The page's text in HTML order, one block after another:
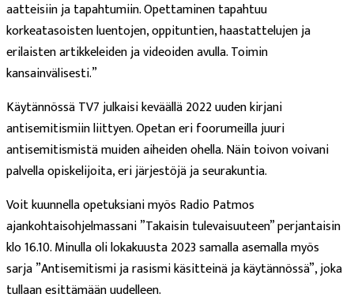
aatteisiin ja tapahtumiin. Opettaminen tapahtuu
korkeatasoisten luentojen, oppituntien, haastattelujen ja
erilaisten artikkeleiden ja videoiden avulla. Toimin
kansainvälisesti.”
Käytännössä TV7 julkaisi keväällä 2022 uuden kirjani
antisemitismiin liittyen. Opetan eri foorumeilla juuri
antisemitismistä muiden aiheiden ohella. Näin toivon voivani
palvella opiskelijoita, eri järjestöjä ja seurakuntia.
Voit kuunnella opetuksiani myös Radio Patmos
ajankohtaisohjelmassani ”Takaisin tulevaisuuteen” perjantaisin
klo 16.10. Minulla oli lokakuusta 2023 samalla asemalla myös
sarja ”Antisemitismi ja rasismi käsitteinä ja käytännössä”, joka
tullaan esittämään uudelleen.